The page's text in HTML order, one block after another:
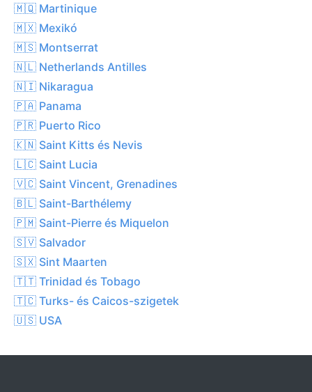
🇲🇶 Martinique
🇲🇽 Mexikó
🇲🇸 Montserrat
🇳🇱 Netherlands Antilles
🇳🇮 Nikaragua
🇵🇦 Panama
🇵🇷 Puerto Rico
🇰🇳 Saint Kitts és Nevis
🇱🇨 Saint Lucia
🇻🇨 Saint Vincent, Grenadines
🇧🇱 Saint-Barthélemy
🇵🇲 Saint-Pierre és Miquelon
🇸🇻 Salvador
🇸🇽 Sint Maarten
🇹🇹 Trinidad és Tobago
🇹🇨 Turks- és Caicos-szigetek
🇺🇸 USA